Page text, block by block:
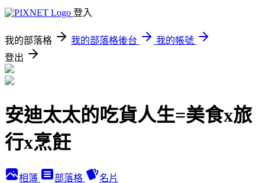
登入
我的部落格 我的部落格後台
我的帳號
登出
安迪太太的吃貨人生=美食x旅
行x烹飪
相簿 部落格 名片